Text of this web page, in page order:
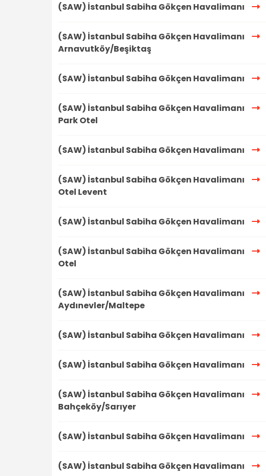
(SAW) İstanbul Sabiha Gökçen Havalimanı
(SAW) İstanbul Sabiha Gökçen Havalimanı
Arnavutköy/Beşiktaş
(SAW) İstanbul Sabiha Gökçen Havalimanı
(SAW) İstanbul Sabiha Gökçen Havalimanı
Park Otel
(SAW) İstanbul Sabiha Gökçen Havalimanı
(SAW) İstanbul Sabiha Gökçen Havalimanı
Otel Levent
(SAW) İstanbul Sabiha Gökçen Havalimanı
(SAW) İstanbul Sabiha Gökçen Havalimanı
Otel
(SAW) İstanbul Sabiha Gökçen Havalimanı
Aydınevler/Maltepe
(SAW) İstanbul Sabiha Gökçen Havalimanı
(SAW) İstanbul Sabiha Gökçen Havalimanı
(SAW) İstanbul Sabiha Gökçen Havalimanı
Bahçeköy/Sarıyer
(SAW) İstanbul Sabiha Gökçen Havalimanı
(SAW) İstanbul Sabiha Gökçen Havalimanı